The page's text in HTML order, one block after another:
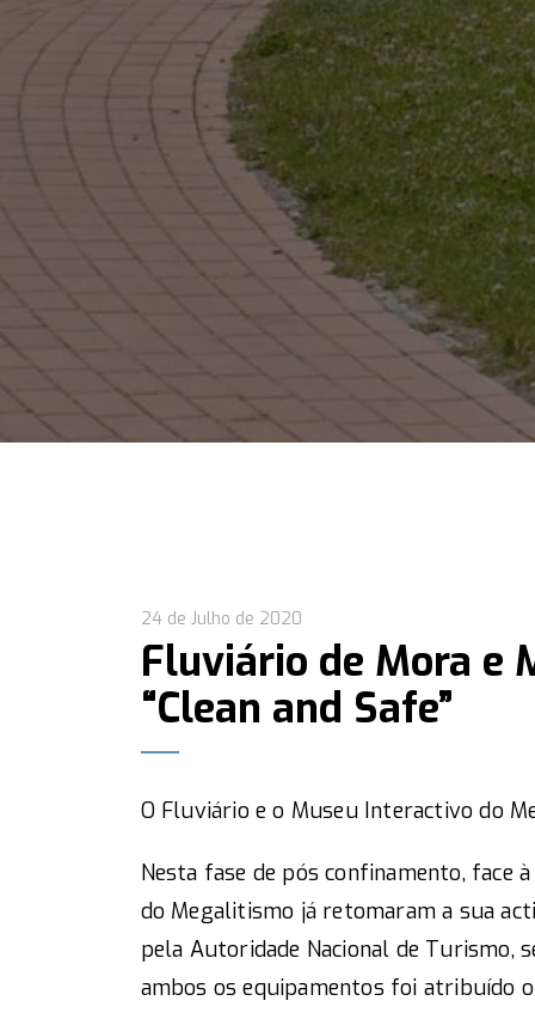
24 de Julho de 2020
Fluviário de Mora e
“Clean and Safe”
O Fluviário e o Museu Interactivo do
Nesta fase de pós confinamento, face
do Megalitismo já retomaram a sua
pela Autoridade Nacional de Turismo,
ambos os equipamentos foi atribuído